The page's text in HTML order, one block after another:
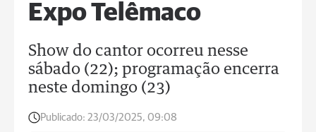
Expo Telêmaco
Show do cantor ocorreu nesse
sábado (22); programação encerra
neste domingo (23)
Publicado: 23/03/2025, 09:08